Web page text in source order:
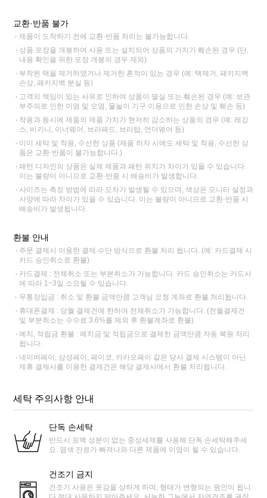
교환·반품 불가
제품이 도착하기 전에 교환·반품 처리는 불가능합니다.
상품 포장을 개봉하여 사용 또는 설치되어 상품의 가치가 훼손된 경우 (단,
내용 확인을 위한 포장 개봉의 경우 제외)
부착된 택을 제거하였거나 제거한 흔적이 있는 경우 (예: 택제거, 패키지백
손상, 패키지백 분실 등)
고객의 책임이 있는 사유로 인하여 상품이 멸실 또는 훼손된 경우 (예: 보관
부주의로 인한 이염 및 오염, 물놀이 기구 이용으로 인한 손상 및 훼손 등)
착용과 동시에 제품의 제품 가치가 현저히 감소하는 상품의 경우 (예: 레깅
스, 비키니, 이너웨어, 브라패드, 브라탑, 언더웨어 등)
이미 세탁 및 착용, 수선한 상품 (제품 하자 시에도 세탁 및 착용, 수선한 상
품은 교환·반품이 불가능합니다.)
패턴 디자인의 상품은 실제 제품과 패턴 위치가 차이가 있을 수 있습니다.
이는 불량이 아니므로 교환·반품 시 배송비가 발생합니다.
사이즈는 측정 방법에 따라 오차가 발생될 수 있으며, 색상은 모니터 설정과
사양에 따라 차이가 있을 수 있습니다. 이는 불량이 아니므로 교환·반품 시
배송비가 발생됩니다.
환불 안내
주문 결제시 이용한 결제 수단 방식으로 환불 처리 됩니다. (예: 카드결제 시
카드 승인취소로 환불)
카드결제 : 전체취소 또는 부분취소가 가능합니다. 카드 승인취소는 카드사
에 따라 1~3일 소요될 수 있습니다.
무통장입금 : 취소 및 환불 금액만큼 고객님 요청 계좌로 환불 처리됩니다.
휴대폰결제 : 당월 결제건에 한하여 전체취소가 가능합니다. (전월결제건
및 부분취소는 수수료 3.6%를 제외 후 환불계좌로 환불)
예치, 적립금 환불 : 예치금 및 적립금으로 결제한 금액만큼 자동 복원 처리
됩니다.
네이버페이, 삼성페이, 페이코, 카카오페이 같은 당사 결제 시스템이 아닌
제휴 결제사를 이용한 결제건은 해당 결제사에서 환불 처리됩니다.
세탁 주의사항 안내
단독 손세탁
반드시 표백 성분이 없는 중성세제를 사용해 단독 손세탁해주세
요. 염색 잔료가 빠져나와 다른 제품에 이염이 될 수 있습니다.
건조기 금지
건조기 사용은 옷감을 상하게 하며, 형태가 변형되는 원인이 됩니